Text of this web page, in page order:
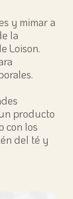
y mimar a
la
Loison.
producto
con los
del té y